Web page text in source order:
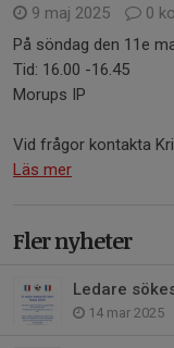
9 maj 2025
0
På söndag den 11e
Tid: 16.00 -16.45
Morups IP
Vid frågor kontakta
Läs mer
Fler nyheter
Ledare
14 mar 2025